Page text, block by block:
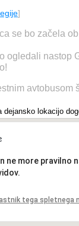
]
se bo začela
ogledali nastop
avtobusom
lokacijo
ne more pravilno
tega spletnega